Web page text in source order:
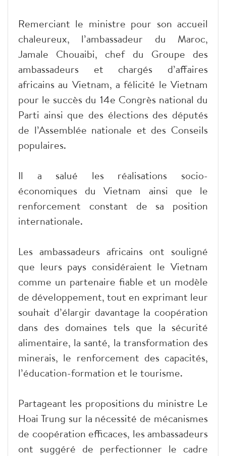
Remerciant le ministre pour son accueil
chaleureux, l’ambassadeur du Maroc,
Jamale Chouaibi, chef du Groupe des
ambassadeurs et chargés d’affaires
africains au Vietnam, a félicité le Vietnam
pour le succès du 14e Congrès national du
Parti ainsi que des élections des députés
de l’Assemblée nationale et des Conseils
populaires.
Il a salué les réalisations socio-
économiques du Vietnam ainsi que le
renforcement constant de sa position
internationale.
Les ambassadeurs africains ont souligné
que leurs pays considéraient le Vietnam
comme un partenaire fiable et un modèle
de développement, tout en exprimant leur
souhait d’élargir davantage la coopération
dans des domaines tels que la sécurité
alimentaire, la santé, la transformation des
minerais, le renforcement des capacités,
l’éducation-formation et le tourisme.
Partageant les propositions du ministre Le
Hoai Trung sur la nécessité de mécanismes
de coopération efficaces, les ambassadeurs
ont suggéré de perfectionner le cadre